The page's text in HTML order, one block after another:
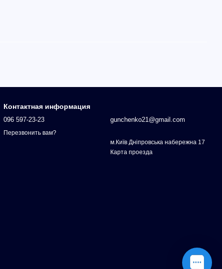
Контактная информация
096 597-23-23
Перезвонить вам?
gunchenko21@gmail.com
м.Київ Дніпровська набережна 17
Карта проезда